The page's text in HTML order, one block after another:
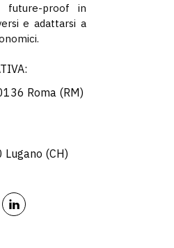
future-proof in
e adattarsi a
Roma (RM)
Lugano (CH)